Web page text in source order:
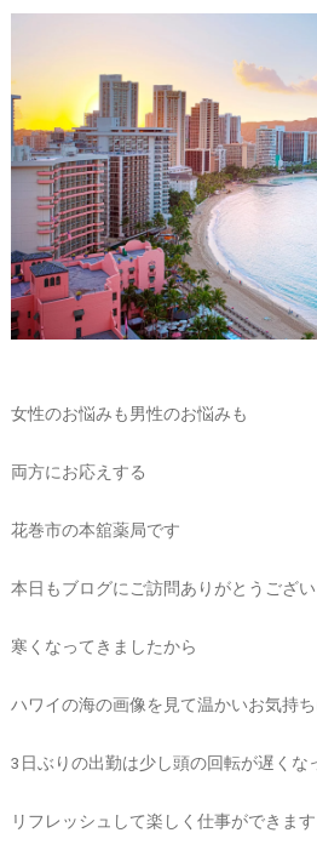
女性のお悩みも男性のお悩みも
両方にお応えする
花巻市の本舘薬局です
本日もブログにご訪問ありがとうござ
寒くなってきましたから
ハワイの海の画像を見て温かいお気持
3日ぶりの出勤は少し頭の回転が遅くな
リフレッシュして楽しく仕事ができます